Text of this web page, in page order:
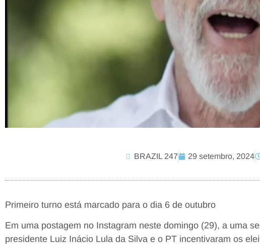
BRAZIL 247 29 setembro, 2024
Primeiro turno está marcado para o dia 6 de outubro
Em uma postagem no Instagram neste domingo (29), a uma
presidente Luiz Inácio Lula da Silva e o PT incentivaram os